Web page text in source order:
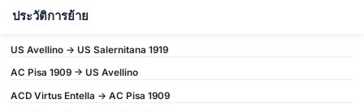
ประวัติการย้าย
US Avellino -> US Salernitana 1919
AC Pisa 1909 -> US Avellino
ACD Virtus Entella -> AC Pisa 1909